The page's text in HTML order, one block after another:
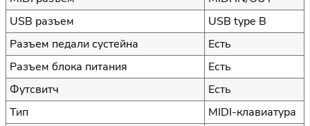
USB разъем
USB type B
Разъем педали сустейна
Есть
Разъем блока питания
Есть
Футсвитч
Есть
Тип
MIDI-клавиатура